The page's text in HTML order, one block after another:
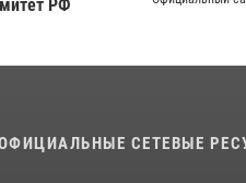
10 июля 2026, 11:46
отработали навыки
РФ
СЕТЕВЫЕ